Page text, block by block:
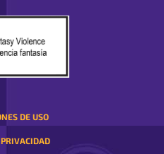
DE USO